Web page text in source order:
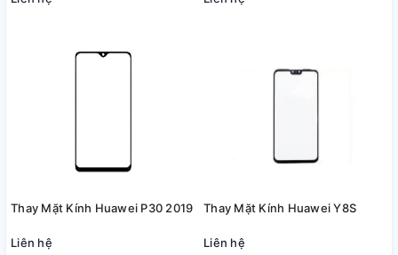
Thay Mặt Kính Huawei P30 2019
Liên hệ
Thay Mặt Kính Huawei Y8S
Liên hệ